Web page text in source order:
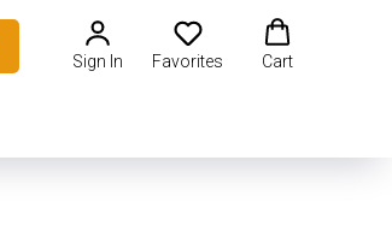
Sign In Favorites Cart